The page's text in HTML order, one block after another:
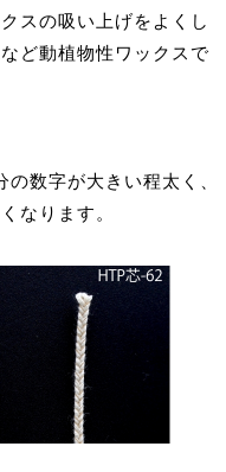
スの吸い上げをよくし
ど動植物性ワックスで
数字が大きい程太く、
なります。